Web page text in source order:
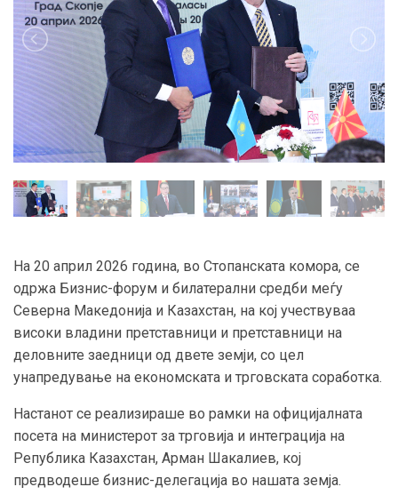
На 20 април 2026 година, во Стопанската комора, се
одржа Бизнис-форум и билатерални средби меѓу
Северна Македонија и Казахстан, на кој учествуваа
високи владини претставници и претставници на
деловните заедници од двете земји, со цел
унапредување на економската и трговската соработка.
Настанот се реализираше во рамки на официјалната
посета на министерот за трговија и интеграција на
Република Казахстан, Арман Шакалиев, кој
предводеше бизнис-делегација во нашата земја.